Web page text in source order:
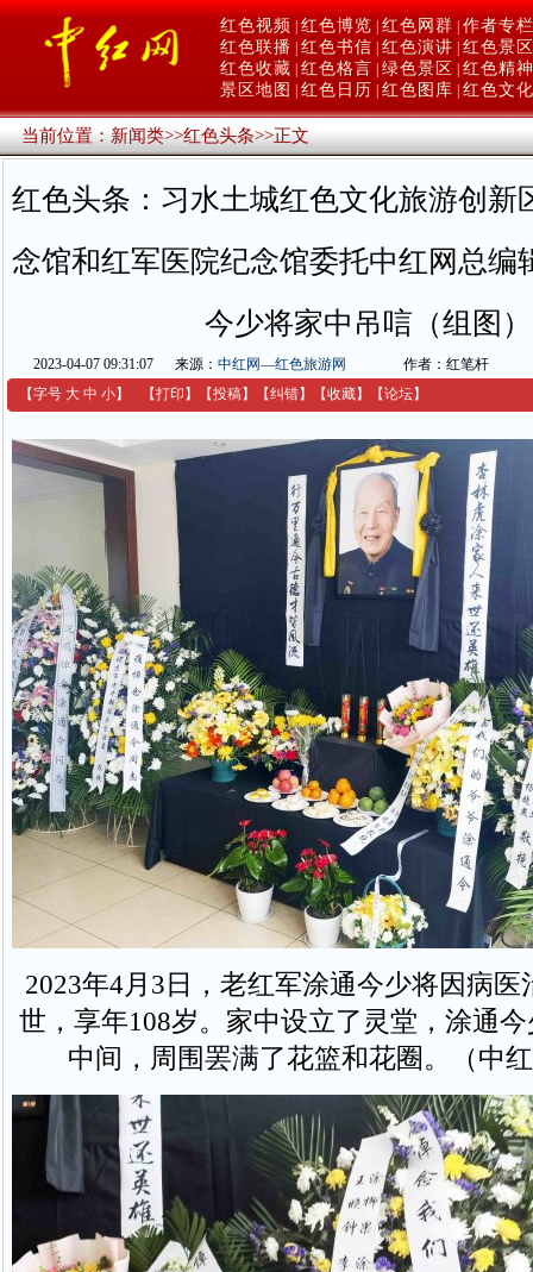
红色视频 红色博览 红色网群 作者专栏
红色联播 红色书信 红色演讲 红色景区
红色收藏 红色格言 绿色景区
红色精神
景区地图
红色日历 红色图库 红色文化
当前位置：新闻类>>红色头条>>正文
红色头条：习水土城红色文化旅游创新
念馆和红军医院纪念馆委托中红网总编
今少将家中吊唁（组图）
2023-04-07 09:31:07 来源： 中红网—红色旅游网
作者：红笔杆
【字号 大 中 小】 【打印 】 【投稿】 【纠错】 【收藏】 【论坛】
2023年4月3日，老红军涂通今少将因病医
世，享年108岁。家中设立了灵堂，涂通
中间，周围罢满了花篮和花圈。（中